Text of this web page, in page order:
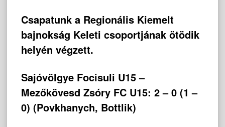
Csapatunk a Regionális Kiemelt
bajnokság Keleti csoportjának ötödik
helyén végzett.
Sajóvölgye Focisuli U15 –
Mezőkövesd Zsóry FC U15: 2 – 0 (1 –
0) (Povkhanych, Bottlik)